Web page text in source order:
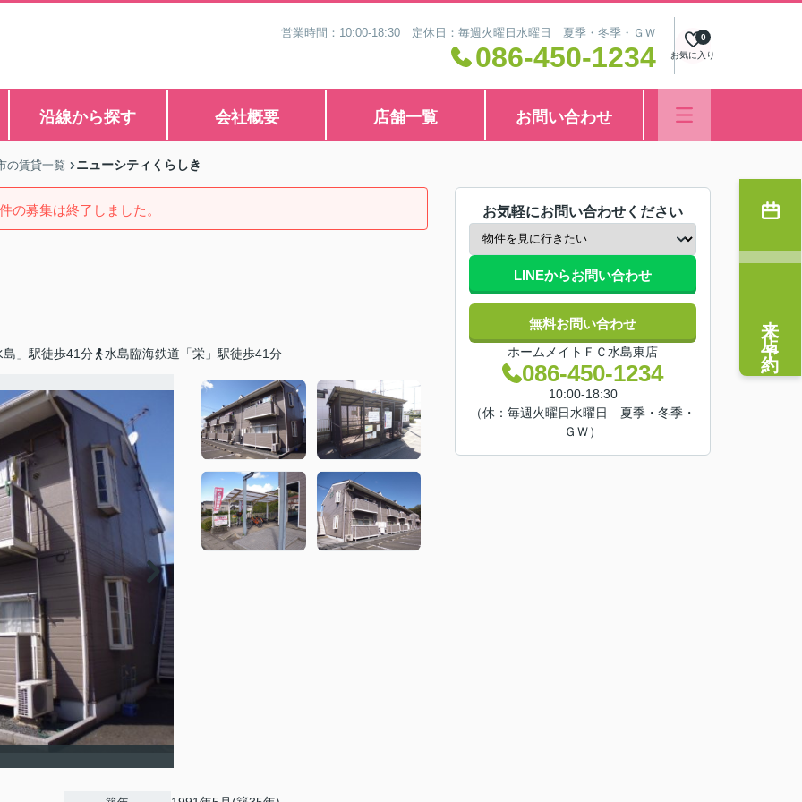
営業時間：10:00-18:30 定休日：毎週火曜日水曜日 夏季・冬季・ＧＷ
086-450-1234 お気に入り
0
沿線から探す 会社概要 店舗一覧 お問い合わせ
の賃貸一覧 ニューシティくらしき
の募集は終了しました。
」駅徒歩41分 水島臨海鉄道「栄」駅徒歩41分
お気軽にお問い合わせください
LINEからお問い合わせ
無料お問い合わせ
ホームメイトＦＣ水島東店
086-450-1234
10:00-18:30
（休：毎週火曜日水曜日 夏季・冬季・
ＧＷ）
来店予約